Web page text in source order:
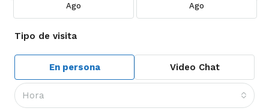
Ago Ago
Tipo de visita
En persona Video Chat
Hora